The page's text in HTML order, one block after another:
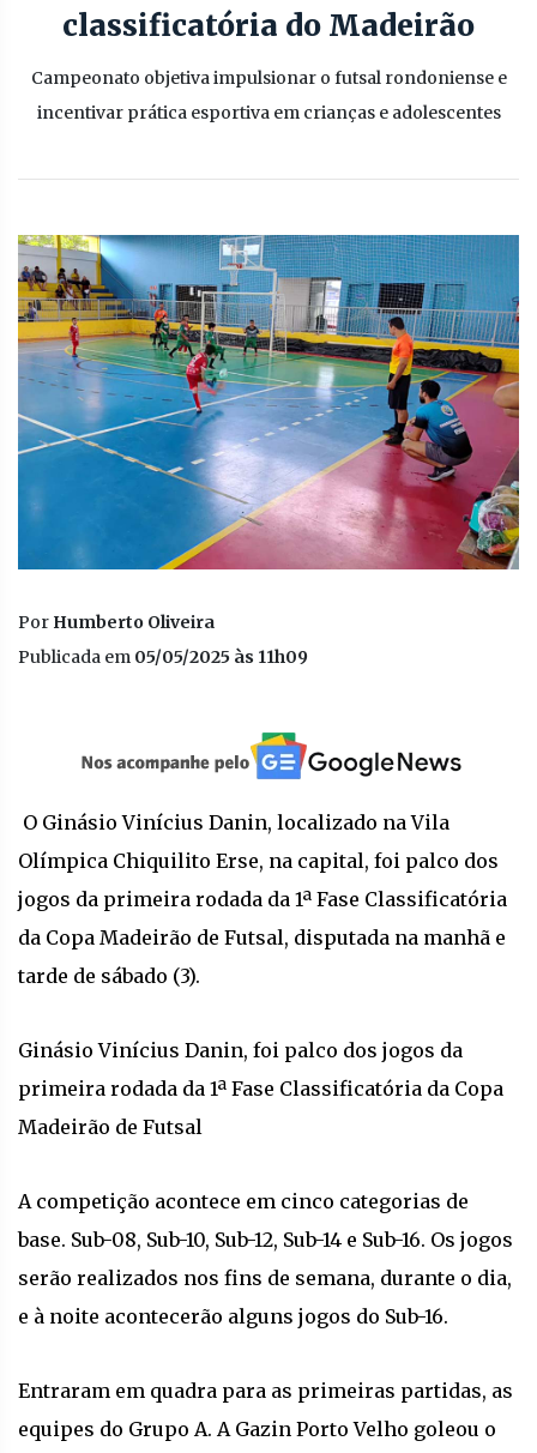
classificatória do Madeirão
Campeonato objetiva impulsionar o futsal rondoniense e
incentivar prática esportiva em crianças e adolescentes
Por Humberto Oliveira
Publicada em 05/05/2025 às 11h09
O Ginásio Vinícius Danin, localizado na Vila
Olímpica Chiquilito Erse, na capital, foi palco dos
jogos da primeira rodada da 1ª Fase Classificatória
da Copa Madeirão de Futsal, disputada na manhã e
tarde de sábado (3).
Ginásio Vinícius Danin, foi palco dos jogos da
primeira rodada da 1ª Fase Classificatória da Copa
Madeirão de Futsal
A competição acontece em cinco categorias de
base. Sub-08, Sub-10, Sub-12, Sub-14 e Sub-16. Os jogos
serão realizados nos fins de semana, durante o dia,
e à noite acontecerão alguns jogos do Sub-16.
Entraram em quadra para as primeiras partidas, as
equipes do Grupo A. A Gazin Porto Velho goleou o